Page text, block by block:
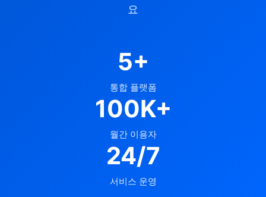
요
5+
통합 플랫폼
100K+
월간 이용자
24/7
서비스 운영